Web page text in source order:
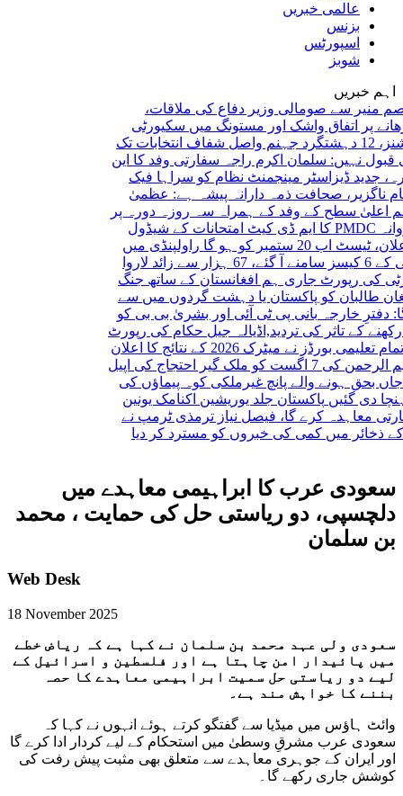
عالمی خبریں
بزنس
اسپورٹس
شوبز
اہم خبریں
سے صومالی وزیر دفاع کی ملاقات،
اتفاق واشک اور مستونگ میں سکیورٹی
شفاف انتخابات تک
نہیں: سلمان اکرم راجہسفارتی وفد کا این
ڈیزاسٹر مینجمنٹ نظام کو سراہا فیک
صحافت ذمہ دارانہ پیشہ ہے: عظمیٰ
سطح کے وفد کے ہمراہ سہ روزہ دورہ پر
PMDC کا ایم ڈی کیٹ امتحانات کے شیڈول
کو ہو گا
راولپنڈی میں
رواں سال ڈینگی کے 6 کیسز سامنے آ گئے، 67 ہزار سے زائد لاروا
رپورٹ جاری ہم افغانستان کے ساتھ جنگ
کو پاکستان یا دہشت گردوں میں سے
خارجہبانی پی ٹی آئی اور بشریٰ بی بی کو
تاثر کی تردید,اڈیالہ جیل حکام کی رپورٹ
پنجاب کے تمام تعلیمی بورڈز نے میٹرک 2026 کے نتائج کا اعلان
احتجاج کی اپیل
ہونے والے پانچ غیرملکی کوہ پیماؤں کی
گئیںپاکستان جلد یوریشین اکنامک یونین
کرے گا، فیصل نیاز ترمذیٹرمپ نے
میں کمی کی خبروں کو مسترد کر دیا
سعودی عرب کا ابراہیمی معاہدے میں
دلچسپی، دو ریاستی حل کی حمایت ، محمد
بن سلمان
Web Desk
18 November 2025
سعودی ولی عہد محمد بن سلمان نے کہا ہے کہ ریاض خطے
میں پائیدار امن چاہتا ہے اور فلسطین و اسرائیل کے
لیے دو ریاستی حل سمیت ابراہیمی معاہدے کا حصہ
بننے کا خواہش مند ہے۔
وائٹ ہاؤس میں میڈیا سے گفتگو کرتے ہوئے انہوں نے کہا کہ
سعودی عرب مشرقِ وسطیٰ میں استحکام کے لیے کردار ادا کرے گا
اور ایران کے جوہری معاہدے سے متعلق بھی مثبت پیش رفت کی
کوشش جاری رکھے گا۔